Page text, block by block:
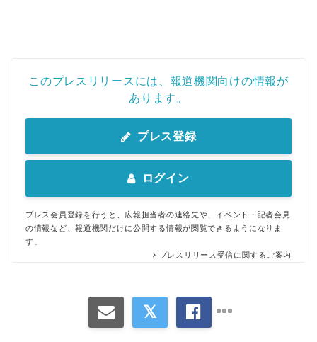
このプレスリリースには、報道機関向けの情報が
あります。
プレス登録
ログイン
プレス会員登録を行うと、広報担当者の連絡先や、イベント・記者会見
の情報など、報道機関だけに公開する情報が閲覧できるようになりま
す。
プレスリリース受信に関するご案内